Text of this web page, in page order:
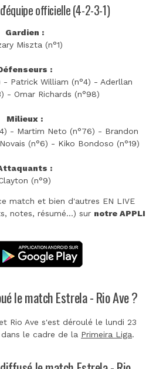
officielle (4-2-3-1)
Gardien :
Miszta (n°1)
:
- Patrick William (n°4) - Aderllan
- Omar Richards (n°98)
Milieux :
- Martim Neto (n°76) - Brandon
(n°6) - Kiko Bondoso (n°19)
:
(n°9)
match et bien d'autres EN LIVE
notes, résumé...) sur notre APPLI
le match Estrela - Rio Ave ?
Rio Ave s'est déroulé le lundi 23
le cadre de la Primeira Liga.